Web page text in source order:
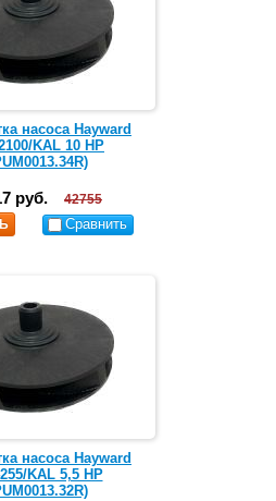
насоса Hayward
KAL 10 HP
руб.
42755
Сравнить
насоса Hayward
KAL 5,5 HP